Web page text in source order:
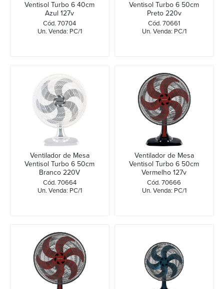
Ventisol Turbo 6 40cm
Azul 127v
Cód. 70704
Un. Venda: PC/1
Ventisol Turbo 6 50cm
Preto 220v
Cód. 70661
Un. Venda: PC/1
Ventilador de Mesa
Ventisol Turbo 6 50cm
Branco 220V
Cód. 70664
Un. Venda: PC/1
Ventilador de Mesa
Ventisol Turbo 6 50cm
Vermelho 127v
Cód. 70666
Un. Venda: PC/1